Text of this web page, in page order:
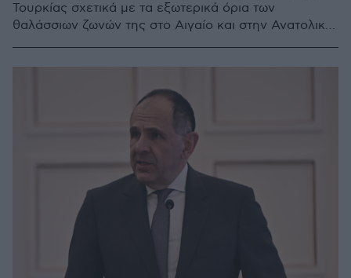
Τουρκίας σχετικά με τα εξωτερικά όρια των
θαλάσσιων ζωνών της στο Αιγαίο και στην Ανατολική